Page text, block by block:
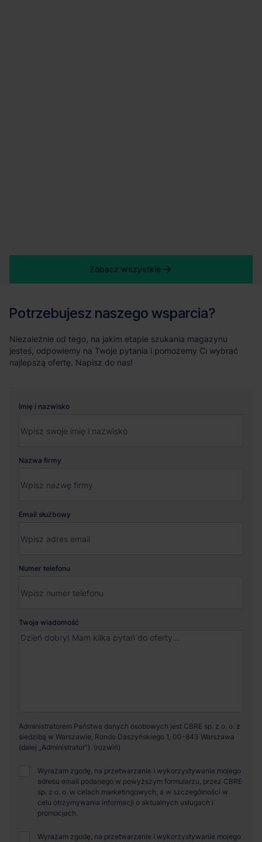
Zobacz wszystkie
Potrzebujesz naszego wsparcia?
Niezależnie od tego, na jakim etapie szukania magazynu
jesteś, odpowiemy na Twoje pytania i pomożemy Ci wybrać
najlepszą ofertę. Napisz do nas!
Imię i nazwisko
Nazwa firmy
Email służbowy
Numer telefonu
Twoja wiadomość
Administratorem Państwa danych osobowych jest CBRE sp. z o. o. z
siedzibą w Warszawie, Rondo Daszyńskiego 1, 00-843 Warszawa
(dalej „Administrator”).
Wyrażam zgodę, na przetwarzanie i wykorzystywanie mojego
adresu email podanego w powyższym formularzu, przez CBRE
sp. z o. o. w celach marketingowych, a w szczególności w
celu otrzymywania informacji o aktualnych usługach i
promocjach.
Wyrażam zgodę, na przetwarzanie i wykorzystywanie mojego